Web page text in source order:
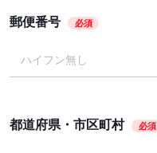
郵便番号 必須
都道府県・市区町村 必須